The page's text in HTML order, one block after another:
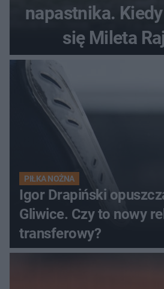
napastnika.
się Mileta
PIŁKA NOŻNA
Igor Drapiński
Gliwice. Czy to nowy
transferowy?